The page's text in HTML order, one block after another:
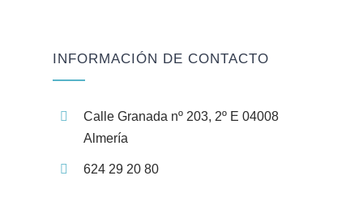
INFORMACIÓN DE CONTACTO
Calle Granada nº 203, 2º E 04008
Almería
624 29 20 80